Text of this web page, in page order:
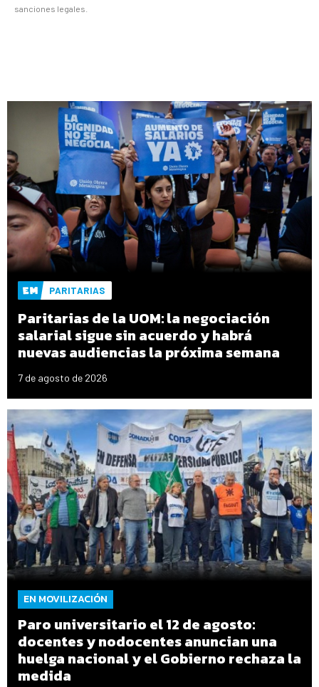
sanciones legales.
PARITARIAS
Paritarias de la UOM: la negociación
salarial sigue sin acuerdo y habrá
nuevas audiencias la próxima semana
7 de agosto de 2026
EN MOVILIZACIÓN
Paro universitario el 12 de agosto:
docentes y nodocentes anuncian una
huelga nacional y el Gobierno rechaza la
medida